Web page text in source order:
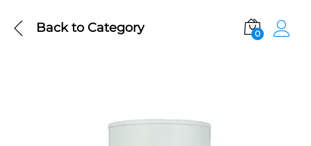
Back toCategory 0